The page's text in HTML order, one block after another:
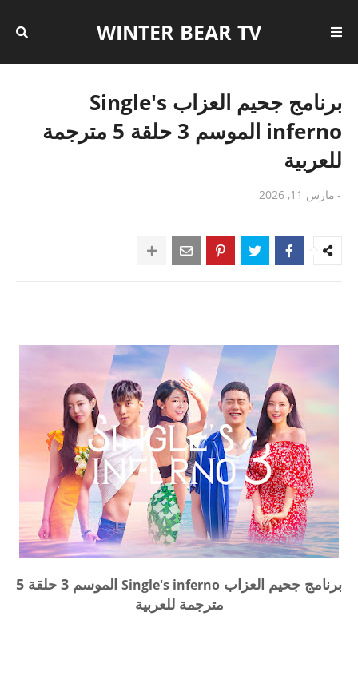
WINTER BEAR TV
برنامج جحيم العزاب Single's
inferno الموسم 3 حلقة 5 مترجمة
للعربية
- مارس 11, 2026
برنامج جحيم العزاب Single's inferno
الموسم 3 حلقة 5
مترجمة للعربية